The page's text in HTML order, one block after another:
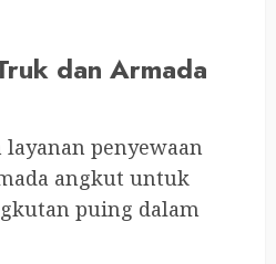
dan Armada
penyewaan
angkut untuk
puing dalam